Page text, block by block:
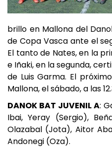
brillo en Mallona del
de Copa Vasca ante el
El tanto de Nates, en la
e Iñaki, en la segunda,
de Luis Garma. El
Mallona, el sábado, a las
DANOK BAT JUVENIL A:
Ibai, Yeray (Sergio),
Olazabal (Jota), Aitor
Andonegi (Oza).